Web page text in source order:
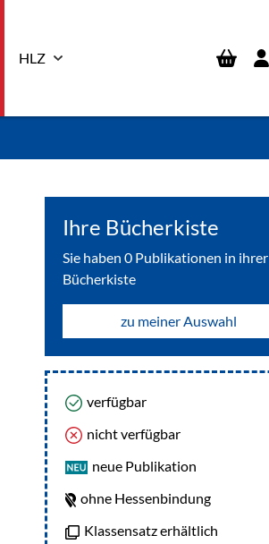
HLZ
Ihre Bücherkiste
Sie haben 0 Publikationen in ihrer
Bücherkiste
zu meiner Auswahl
verfügbar
nicht verfügbar
neue Publikation
ohne Hessenbindung
Klassensatz erhältlich